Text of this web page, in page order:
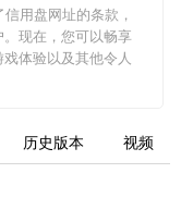
信用盘网址的条款，
现在，您可以畅享
体验以及其他令人
历史版本 视频